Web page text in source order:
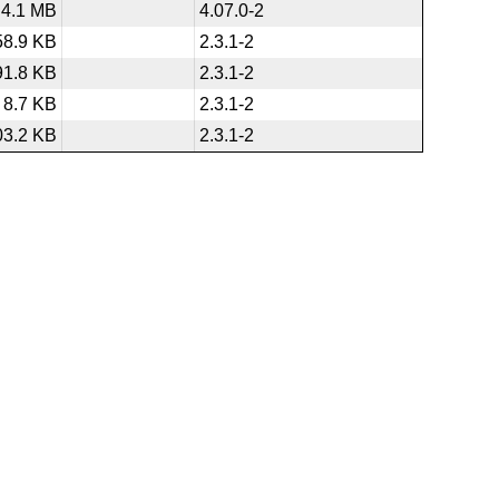
4.1 MB
4.07.0-2
KB
2.3.1-2
KB
2.3.1-2
8.7 KB
2.3.1-2
KB
2.3.1-2